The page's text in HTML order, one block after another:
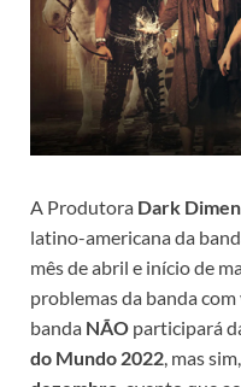
A Produtora Dark
latino-americana da
mês de abril e início de
problemas da banda
banda NÃO participará
do Mundo 2022, mas